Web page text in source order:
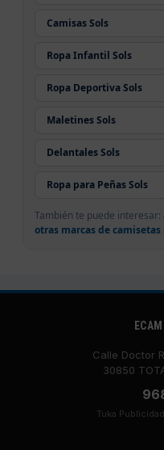
Camisas Sols
Ropa Infantil Sols
Ropa Deportiva Sols
Maletines Sols
Delantales Sols
Ropa para Peñas Sols
También te puede interesar:
otras marcas de
Calle Doctor
30850
Tuka